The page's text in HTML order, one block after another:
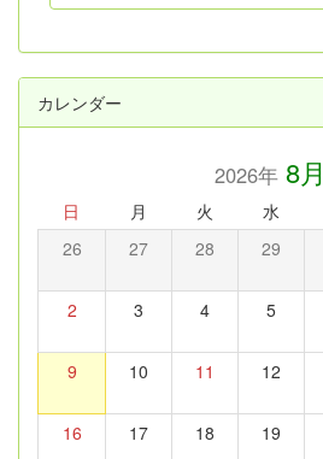
カレンダー
2026年8月
日 月 火 水
26 27 28 29
2 3 4 5
9 10 11 12
16 17 18 19